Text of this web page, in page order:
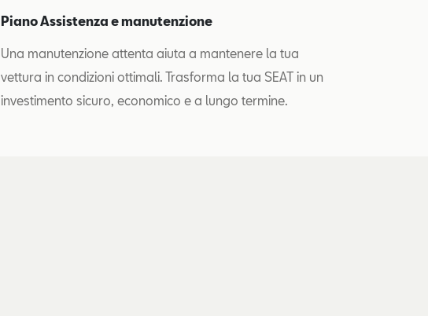
Piano Assistenza e manutenzione
Una manutenzione attenta aiuta a mantenere la tua
vettura in condizioni ottimali. Trasforma la tua SEAT in un
investimento sicuro, economico e a lungo termine.